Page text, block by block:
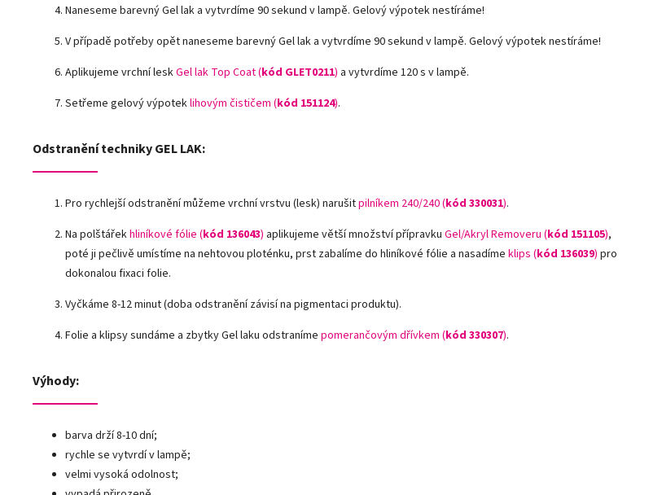
Naneseme barevný Gel lak a vytvrdíme 90 sekund v lampě. Gelový výpotek nestíráme!
V případě potřeby opět naneseme barevný Gel lak a vytvrdíme 90 sekund v lampě. Gelový výpotek nestíráme!
Aplikujeme vrchní leskGel lak Top Coat (kód GLET0211) a vytvrdíme 120 s v lampě.
Setřeme gelový výpoteklihovým čističem (kód 151124).
Odstranění techniky GEL LAK:
Pro rychlejší odstranění můžeme vrchní vrstvu (lesk) narušitpilníkem 240/240 (kód 330031).
Na polštářekhliníkové fólie (kód 136043) aplikujeme větší množství přípravku Gel/Akryl Removeru (kód 151105),
poté ji pečlivě umístíme na nehtovou ploténku, prst zabalíme do hliníkové fólie a nasadíme klips (kód 136039) pro
dokonalou fixaci folie.
Vyčkáme 8-12 minut (doba odstranění závisí na pigmentaci produktu).
Folie a klipsy sundáme a zbytky Gel laku odstraníme pomerančovým dřívkem (kód 330307).
Výhody:
barva drží 8-10 dní;
rychle se vytvrdí v lampě;
velmi vysoká odolnost;